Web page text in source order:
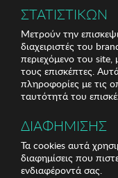
ΣΤΑΤΙΣΤΙΚΩΝ
Μετρούν την
διαχειριστές του
περιεχόμενο του site,
τους επισκέπτες.
πληροφορίες με τις
ταυτότητά του
ΔΙΑΦΗΜΙΣΗΣ
Τα cookies αυτά
διαφημίσεις που
ενδιαφέροντά σας.